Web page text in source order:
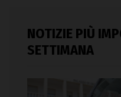
NOTIZIE PIÙ
SETTIMANA